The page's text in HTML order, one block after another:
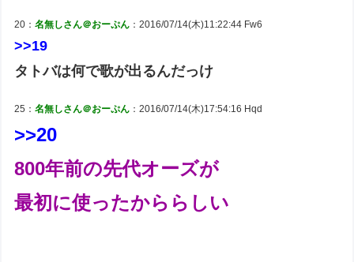
20：名無しさん＠おーぷん ：2016/07/14(木)11:22:44 Fw6
>>19
タトバは何で歌が出るんだっけ
25：名無しさん＠おーぷん ：2016/07/14(木)17:54:16 Hqd
>>20
800年前の先代オーズが
最初に使ったかららしい